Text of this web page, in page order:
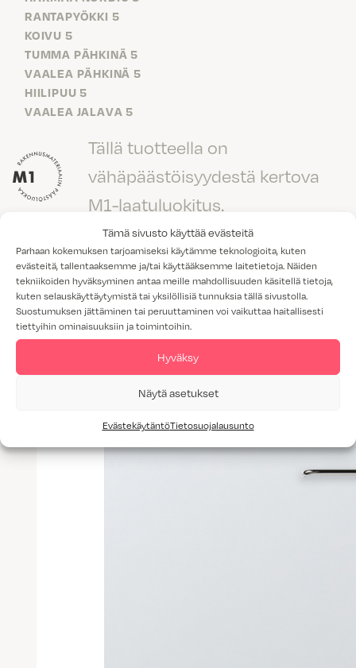
Tämä sivusto käyttää evästeitä
Parhaan kokemuksen tarjoamiseksi käytämme teknologioita, kuten
evästeitä, tallentaaksemme ja/tai käyttääksemme laitetietoja. Näiden
tekniikoiden hyväksyminen antaa meille mahdollisuuden käsitellä tietoja,
kuten selauskäyttäytymistä tai yksilöllisiä tunnuksia tällä sivustolla.
Suostumuksen jättäminen tai peruuttaminen voi vaikuttaa haitallisesti
tiettyihin ominaisuuksiin ja toimintoihin.
Hyväksy
Näytä asetukset
EvästekäytäntöTietosuojalausunto
RANTAPYÖKKI 5
KOIVU 5
TUMMA PÄHKINÄ 5
VAALEA PÄHKINÄ 5
HIILIPUU 5
VAALEA JALAVA 5
Tällä tuotteella on
vähäpäästöisyydestä kertova
M1-laatuluokitus.
Lisää tuotteita: